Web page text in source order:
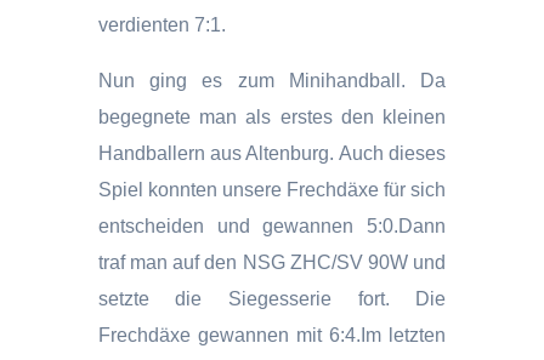
verdienten 7:1.
Nun ging es zum Minihandball. Da
begegnete man als erstes den kleinen
Handballern aus Altenburg. Auch dieses
Spiel konnten unsere Frechdäxe für sich
entscheiden und gewannen 5:0.Dann
traf man auf den NSG ZHC/SV 90W und
setzte die Siegesserie fort. Die
Frechdäxe gewannen mit 6:4.Im letzten